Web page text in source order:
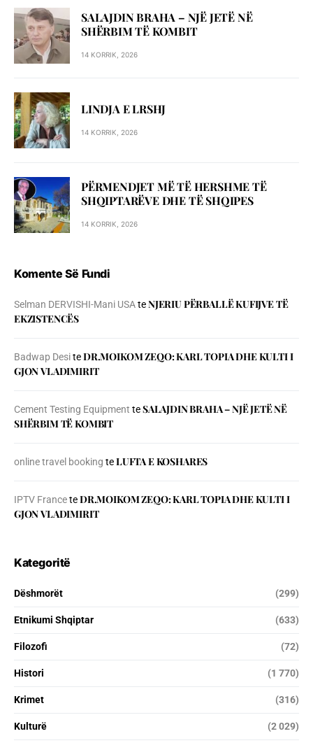
SALAJDIN BRAHA – NJЁ JETЁ NЁ
SHЁRBIM TЁ KOMBIT
14 KORRIK, 2026
LINDJA E LRSHJ
14 KORRIK, 2026
PËRMENDJET MË TË HERSHME TË
SHQIPTARËVE DHE TË SHQIPES
14 KORRIK, 2026
Komente Së Fundi
Selman DERVISHI-Mani USAteNJERIU PЁRBALLЁ KUFIJVE TЁ
EKZISTENCЁS
Badwap DesiteDR.MOIKOM ZEQO: KARL TOPIA DHE KULTI I
GJON VLADIMIRIT
Cement Testing Equipment teSALAJDIN BRAHA – NJЁ JETЁ NЁ
SHЁRBIM TЁ KOMBIT
online travel booking teLUFTA E KOSHARES
IPTV FranceteDR.MOIKOM ZEQO: KARL TOPIA DHE KULTI I
GJON VLADIMIRIT
Kategoritë
Dëshmorët (299)
Etnikumi Shqiptar (633)
Filozofi (72)
Histori (1 770)
Krimet (316)
Kulturë (2 029)